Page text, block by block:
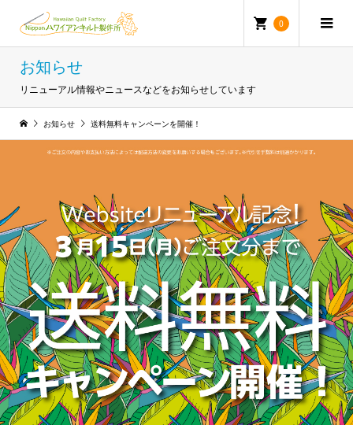
0
お知らせ
リニューアル情報やニュースなどをお知らせしています
お知らせ 送料無料キャンペーンを開催！